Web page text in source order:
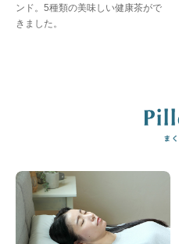
ンド。5種類の美味しい健康茶がで
きました。